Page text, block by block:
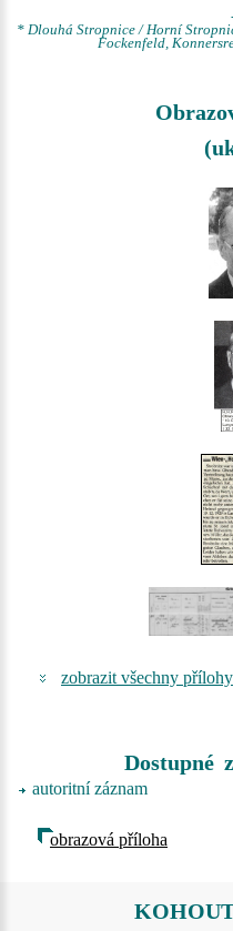
* Dlouhá Stropnice / Horní
Fockenfeld,
zobrazit všechny přílohy
Dostupné
autoritní záznam
obrazová příloha